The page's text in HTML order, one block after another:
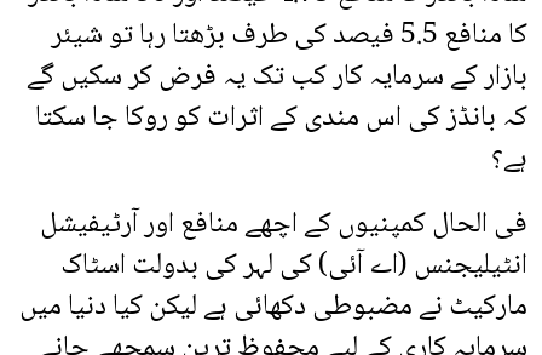
کا منافع 5.5 فیصد کی طرف بڑھتا رہا تو شیئر
بازار کے سرمایہ کار کب تک یہ فرض کر سکیں گے
کہ بانڈز کی اس مندی کے اثرات کو روکا جا سکتا
ہے؟
فی الحال کمپنیوں کے اچھے منافع اور آرٹیفیشل
انٹیلیجنس (اے آئی) کی لہر کی بدولت اسٹاک
مارکیٹ نے مضبوطی دکھائی ہے لیکن کیا دنیا میں